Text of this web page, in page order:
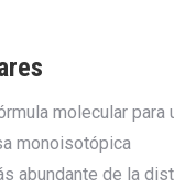
molecular para
monoisotópica
abundante de la